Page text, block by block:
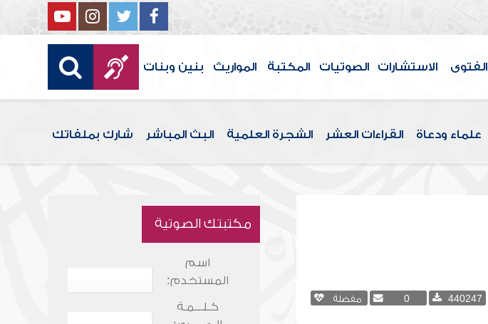
الفتوى الاستشارات الصوتيات المكتبة المواريث بنين وبنات
علماء ودعاة القراءات العشر الشجرة العلمية البث المباشر شارك بملفاتك
440247
0 مفضلة
مكتبتك الصوتية
اسم
المستخدم:
كـلـــمـة